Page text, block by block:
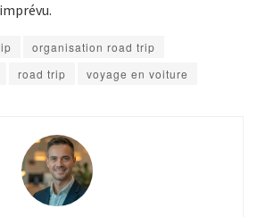
organisation road trip
road trip voyage en voiture